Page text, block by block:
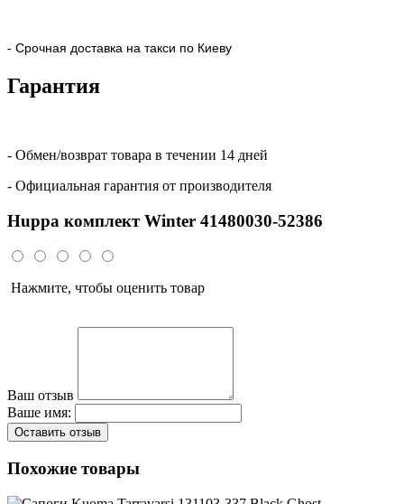
- Срочная доставка на такси по Киеву
Гарантия
- Обмен/возврат товара в течении 14 дней
- Официальная гарантия от производителя
Huppa комплект Winter 41480030-52386
Нажмите, чтобы оценить товар
Ваш отзыв
Ваше имя:
Оставить отзыв
Похожие товары